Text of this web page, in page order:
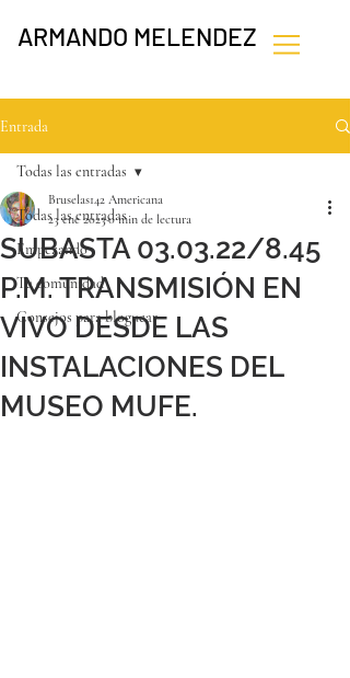
ARMANDO MELENDEZ
Entrada
Todas las entradas
Empezando
Tu comunidad
Consejos para bloguear
Todas las entradas
SUBASTA 03.03.22/8.45
P.M. TRANSMISIÓN EN
VIVO DESDE LAS
INSTALACIONES DEL
MUSEO MUFE.
Bruselas142 Americana
23 ene 20230 min de lectura